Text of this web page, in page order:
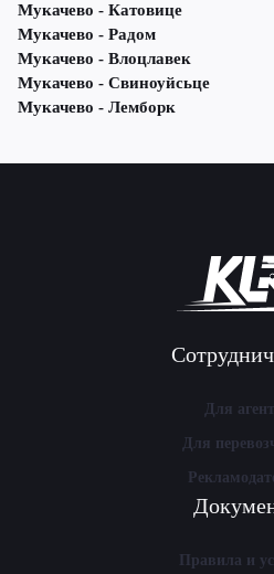
Мукачево - Катовице
Мукачево - Радом
Мукачево - Влоцлавек
Мукачево - Свиноуйсьце
Мукачево - Лемборк
Для
Для
Правила и